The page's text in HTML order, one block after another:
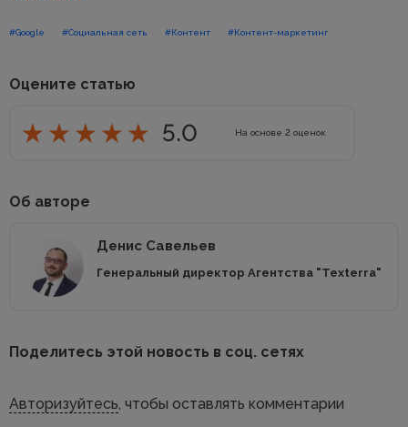
#Google #Социальная сеть #Контент #Контент-маркетинг
Оцените статью
5.0 На основе 2 оценок
Об авторе
Денис Савельев
Генеральный директор Агентства "Texterra"
Поделитесь этой новость в соц. сетях
Авторизуйтесь, чтобы оставлять комментарии